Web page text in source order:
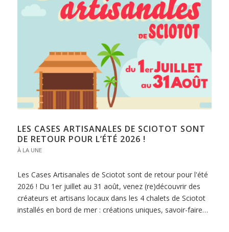
LES CASES ARTISANALES DE SCIOTOT SONT
DE RETOUR POUR L’ÉTÉ 2026 !
À LA UNE
Les Cases Artisanales de Sciotot sont de retour pour l'été
2026 ! Du 1er juillet au 31 août, venez (re)découvrir des
créateurs et artisans locaux dans les 4 chalets de Sciotot
installés en bord de mer : créations uniques, savoir-faire…